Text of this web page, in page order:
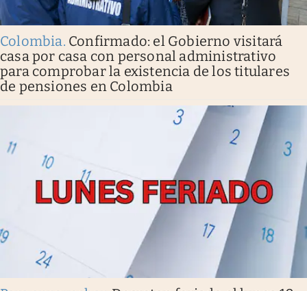
Colombia. Confirmado: el Gobierno visitará
casa por casa con personal administrativo
para comprobar la existencia de los titulares
de pensiones en Colombia